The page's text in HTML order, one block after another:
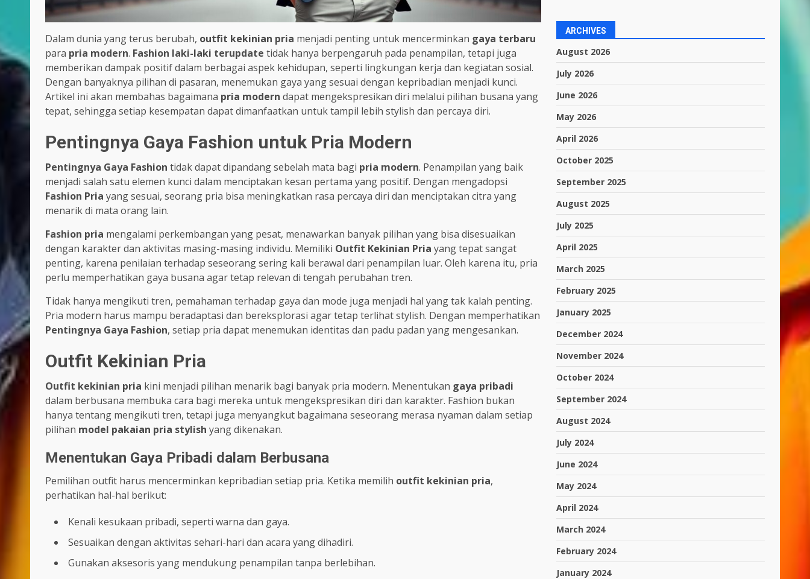
Dalam dunia yang terus berubah, outfit kekinian pria menjadi penting untuk mencerminkan gaya terbaru
para pria modern. Fashion laki-laki terupdate tidak hanya berpengaruh pada penampilan, tetapi juga
memberikan dampak positif dalam berbagai aspek kehidupan, seperti lingkungan kerja dan kegiatan sosial.
Dengan banyaknya pilihan di pasaran, menemukan gaya yang sesuai dengan kepribadian menjadi kunci.
Artikel ini akan membahas bagaimana pria modern dapat mengekspresikan diri melalui pilihan busana yang
tepat, sehingga setiap kesempatan dapat dimanfaatkan untuk tampil lebih stylish dan percaya diri.
Pentingnya Gaya Fashion untuk Pria Modern
Pentingnya Gaya Fashion tidak dapat dipandang sebelah mata bagi pria modern. Penampilan yang baik
menjadi salah satu elemen kunci dalam menciptakan kesan pertama yang positif. Dengan mengadopsi
Fashion Pria yang sesuai, seorang pria bisa meningkatkan rasa percaya diri dan menciptakan citra yang
menarik di mata orang lain.
Fashion pria mengalami perkembangan yang pesat, menawarkan banyak pilihan yang bisa disesuaikan
dengan karakter dan aktivitas masing-masing individu. Memiliki Outfit Kekinian Pria yang tepat sangat
penting, karena penilaian terhadap seseorang sering kali berawal dari penampilan luar. Oleh karena itu, pria
perlu memperhatikan gaya busana agar tetap relevan di tengah perubahan tren.
Tidak hanya mengikuti tren, pemahaman terhadap gaya dan mode juga menjadi hal yang tak kalah penting.
Pria modern harus mampu beradaptasi dan bereksplorasi agar tetap terlihat stylish. Dengan memperhatikan
Pentingnya Gaya Fashion, setiap pria dapat menemukan identitas dan padu padan yang mengesankan.
Outfit Kekinian Pria
Outfit kekinian pria kini menjadi pilihan menarik bagi banyak pria modern. Menentukan gaya pribadi
dalam berbusana membuka cara bagi mereka untuk mengekspresikan diri dan karakter. Fashion bukan
hanya tentang mengikuti tren, tetapi juga menyangkut bagaimana seseorang merasa nyaman dalam setiap
pilihan model pakaian pria stylish yang dikenakan.
Menentukan Gaya Pribadi dalam Berbusana
Pemilihan outfit harus mencerminkan kepribadian setiap pria. Ketika memilih outfit kekinian pria,
perhatikan hal-hal berikut:
Kenali kesukaan pribadi, seperti warna dan gaya.
Sesuaikan dengan aktivitas sehari-hari dan acara yang dihadiri.
Gunakan aksesoris yang mendukung penampilan tanpa berlebihan.
ARCHIVES
August 2026
July 2026
June 2026
May 2026
April 2026
October 2025
September 2025
August 2025
July 2025
April 2025
March 2025
February 2025
January 2025
December 2024
November 2024
October 2024
September 2024
August 2024
July 2024
June 2024
May 2024
April 2024
March 2024
February 2024
January 2024